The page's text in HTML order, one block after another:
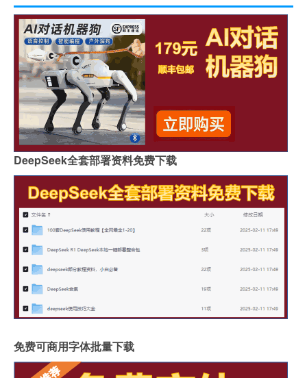
DeepSeek全套部署资料免费下载
免费可商用字体批量下载